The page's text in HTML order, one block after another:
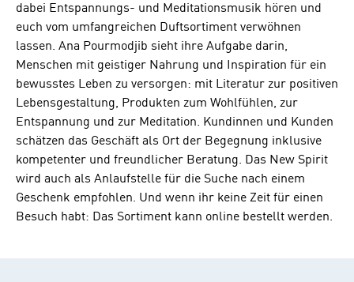
dabei Entspannungs- und Meditationsmusik hören und
euch vom umfangreichen Duftsortiment verwöhnen
lassen. Ana Pourmodjib sieht ihre Aufgabe darin,
Menschen mit geistiger Nahrung und Inspiration für ein
bewusstes Leben zu versorgen: mit Literatur zur positiven
Lebensgestaltung, Produkten zum Wohlfühlen, zur
Entspannung und zur Meditation. Kundinnen und Kunden
schätzen das Geschäft als Ort der Begegnung inklusive
kompetenter und freundlicher Beratung. Das New Spirit
wird auch als Anlaufstelle für die Suche nach einem
Geschenk empfohlen. Und wenn ihr keine Zeit für einen
Besuch habt: Das Sortiment kann online bestellt werden.